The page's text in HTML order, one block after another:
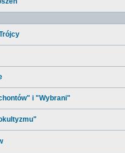
i "Wybrani"